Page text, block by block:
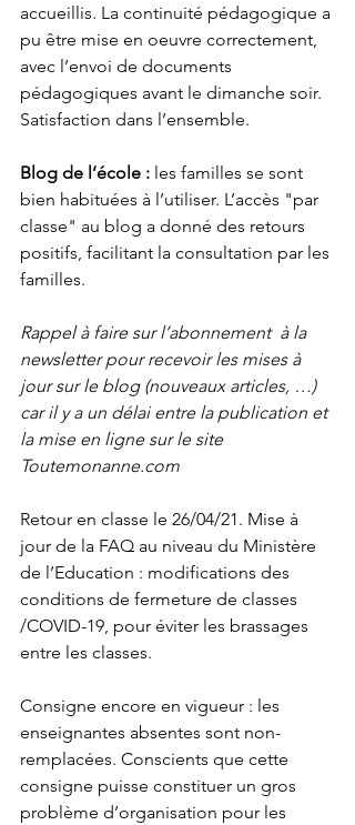
accueillis. La continuité pédagogique a
pu être mise en oeuvre correctement,
avec l’envoi de documents
pédagogiques avant le dimanche soir.
Satisfaction dans l’ensemble.
Blog de l’école : les familles se sont
bien habituées à l’utiliser. L’accès "par
classe" au blog a donné des retours
positifs, facilitant la consultation par les
familles.
Rappel à faire sur l’abonnement à la
newsletter pour recevoir les mises à
jour sur le blog (nouveaux articles, …)
car il y a un délai entre la publication et
la mise en ligne sur le site
Toutemonanne.com
Retour en classe le 26/04/21. Mise à
jour de la FAQ au niveau du Ministère
de l’Education : modifications des
conditions de fermeture de classes
/COVID-19, pour éviter les brassages
entre les classes.
Consigne encore en vigueur : les
enseignantes absentes sont non-
remplacées. Conscients que cette
consigne puisse constituer un gros
problème d’organisation pour les